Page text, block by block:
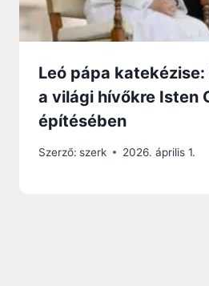
Leó pápa
a világi hívőkre Isten
építésében
Szerző: szerk 2026. április 1.